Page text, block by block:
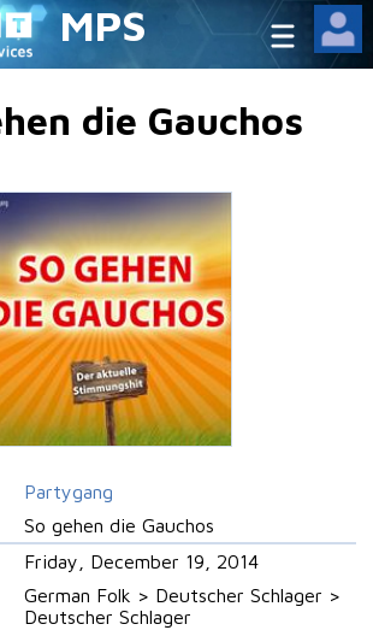
MPS
die Gauchos
Partygang
So gehen die Gauchos
Friday, December 19, 2014
German Folk > Deutscher Schlager >
Deutscher Schlager